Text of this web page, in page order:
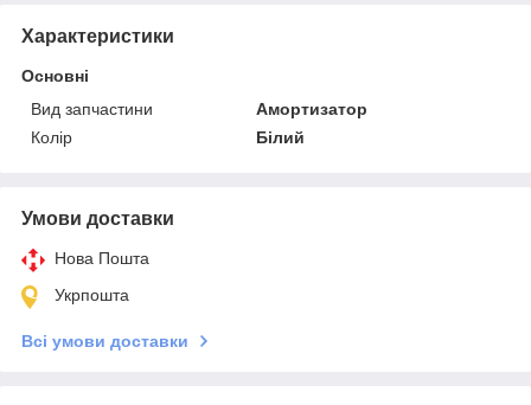
Характеристики
Основні
Вид запчастини
Амортизатор
Колір
Білий
Умови доставки
Нова Пошта
Укрпошта
Всі умови доставки